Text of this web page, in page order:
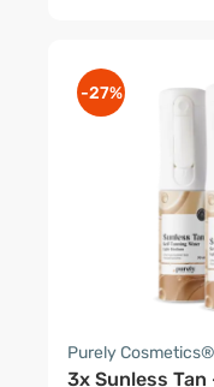
-27%
Purely Cosmetics®
3x Sunless Tan